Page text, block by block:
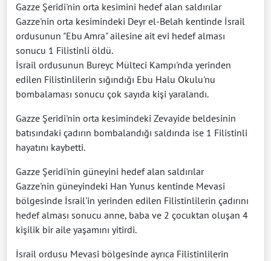
Gazze Şeridi'nin orta kesimini hedef alan saldırılar
Gazze'nin orta kesimindeki Deyr el-Belah kentinde İsrail
ordusunun "Ebu Amra" ailesine ait evi hedef alması
sonucu 1 Filistinli öldü.
İsrail ordusunun Bureyc Mülteci Kampı'nda yerinden
edilen Filistinlilerin sığındığı Ebu Halu Okulu'nu
bombalaması sonucu çok sayıda kişi yaralandı.
Gazze Şeridi'nin orta kesimindeki Zevayide beldesinin
batısındaki çadırın bombalandığı saldırıda ise 1 Filistinli
hayatını kaybetti.
Gazze Şeridi'nin güneyini hedef alan saldırılar
Gazze'nin güneyindeki Han Yunus kentinde Mevasi
bölgesinde İsrail'in yerinden edilen Filistinlilerin çadırını
hedef alması sonucu anne, baba ve 2 çocuktan oluşan 4
kişilik bir aile yaşamını yitirdi.
İsrail ordusu Mevasi bölgesinde ayrıca Filistinlilerin